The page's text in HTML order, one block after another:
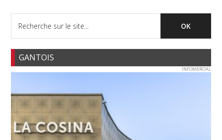
GANTOIS
INFOMERCIAL